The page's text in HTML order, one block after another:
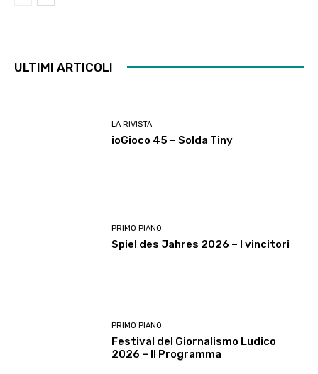
ULTIMI ARTICOLI
LA RIVISTA
ioGioco 45 – Solda Tiny
PRIMO PIANO
Spiel des Jahres 2026 – I vincitori
PRIMO PIANO
Festival del Giornalismo Ludico
2026 – Il Programma